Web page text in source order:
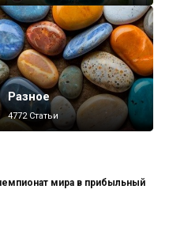
Разное
4772 Статьи
мира в прибыльный